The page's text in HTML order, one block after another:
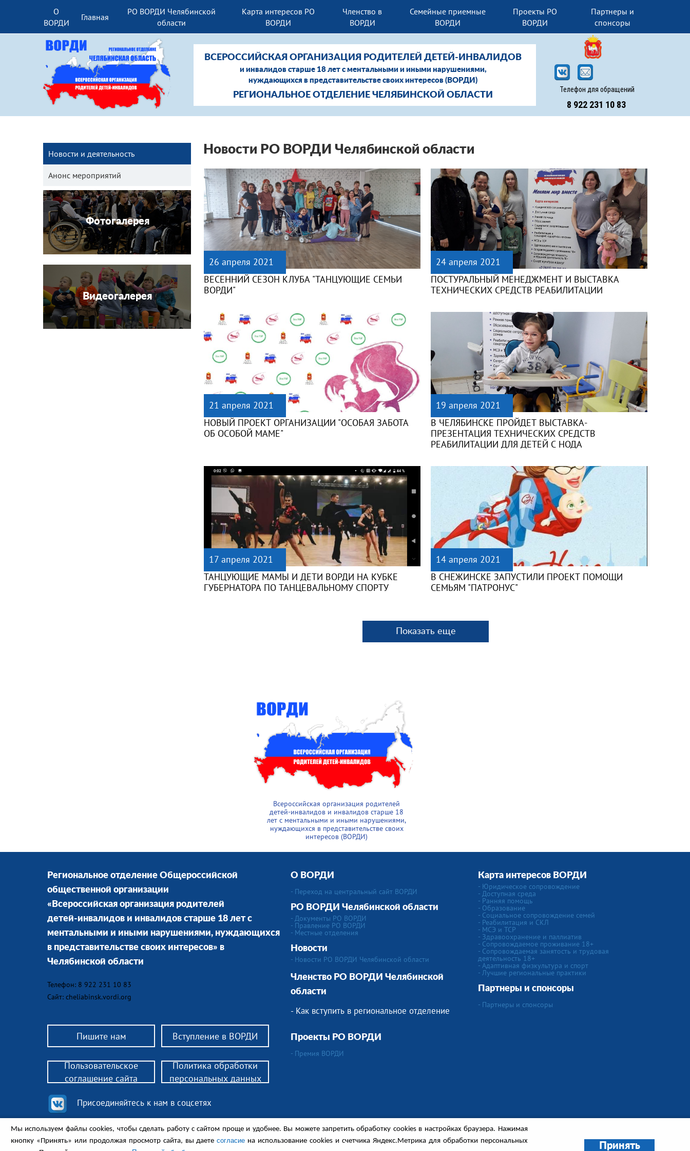
О
ВОРДИ
Главная
РО ВОРДИ Челябинской
области
Карта интересов РО
ВОРДИ
Членство в
ВОРДИ
Семейные приемные
ВОРДИ
Проекты РО
ВОРДИ
Партнеры и
спонсоры
Телефон для обращений
8 922 231 10 83
ВСЕРОССИЙСКАЯ ОРГАНИЗАЦИЯ РОДИТЕЛЕЙ ДЕТЕЙ-ИНВАЛИДОВ
и инвалидов старше 18 лет с ментальными и иными нарушениями,
нуждающихся в представительстве своих интересов (ВОРДИ)
РЕГИОНАЛЬНОЕ ОТДЕЛЕНИЕ ЧЕЛЯБИНСКОЙ ОБЛАСТИ
Новости РО ВОРДИ Челябинской области
Новости и деятельность
Анонс мероприятий
Фотогалерея
Видеогалерея
ВЕСЕННИЙ СЕЗОН КЛУБА "ТАНЦУЮЩИЕ СЕМЬИ
ВОРДИ"
26 апреля 2021
ПОСТУРАЛЬНЫЙ МЕНЕДЖМЕНТ И ВЫСТАВКА
ТЕХНИЧЕСКИХ СРЕДСТВ РЕАБИЛИТАЦИИ
24 апреля 2021
НОВЫЙ ПРОЕКТ ОРГАНИЗАЦИИ "ОСОБАЯ ЗАБОТА
ОБ ОСОБОЙ МАМЕ"
21 апреля 2021
В ЧЕЛЯБИНСКЕ ПРОЙДЕТ ВЫСТАВКА-
ПРЕЗЕНТАЦИЯ ТЕХНИЧЕСКИХ СРЕДСТВ
РЕАБИЛИТАЦИИ ДЛЯ ДЕТЕЙ С НОДА
19 апреля 2021
ТАНЦУЮЩИЕ МАМЫ И ДЕТИ ВОРДИ НА КУБКЕ
ГУБЕРНАТОРА ПО ТАНЦЕВАЛЬНОМУ СПОРТУ
17 апреля 2021
В СНЕЖИНСКЕ ЗАПУСТИЛИ ПРОЕКТ ПОМОЩИ
СЕМЬЯМ "ПАТРОНУС"
14 апреля 2021
Показать еще
Всероссийская организация родителей
детей-инвалидов и инвалидов старше 18
лет с ментальными и иными нарушениями,
нуждающихся в представительстве своих
интересов (ВОРДИ)
Региональное отделение Общероссийской
общественной организации
«Всероссийская организация родителей
детей-инвалидов и инвалидов старше 18 лет с
ментальными и иными нарушениями, нуждающихся
в представительстве своих интересов» в
Челябинской области
Телефон: 8 922 231 10 83
Сайт: cheliabinsk.vordi.org
Пишите нам Вступление в ВОРДИ
законным представителям инвалидов 18+, нуждающихся в сопровождении.
Законодательство, поддержка, консультации, общественные обсуждения и другие материалы.
О ВОРДИ
- Переход на центральный сайт ВОРДИ
РО ВОРДИ Челябинской области
- Документы РО ВОРДИ
- Правление РО ВОРДИ
- Местные отделения
Новости
- Новости РО ВОРДИ Челябинской области
Членство РО ВОРДИ Челябинской
области
- Как вступить в региональное отделение
Проекты РО ВОРДИ
- Премия ВОРДИ
Карта интересов ВОРДИ
- Юридическое сопровождение
- Доступная среда
- Ранняя помощь
- Образование
- Социальное сопровождение семей
- Реабилитация и СКЛ
- МСЭ и ТСР
- Здравоохранение и паллиатив
- Сопровождаемое проживание 18+
- Сопровождаемая занятость и трудовая
деятельность 18+
- Адаптивная физкультура и спорт
- Лучшие региональные практики
Партнеры и спонсоры
- Партнеры и спонсоры
Присоединяйтесь к нам в соцсетях
Пользовательское
соглашение сайта
Политика обработки
персональных данных
Мы используем файлы cookies, чтобы сделать работу с сайтом проще и удобнее. Вы можете запретить обработку сookies в настройках браузера. Нажимая
кнопку «Принять» или продолжая просмотр сайта, вы даетесогласие на использование cookies и счетчика Яндекс.Метрика для обработки персональных
Принять